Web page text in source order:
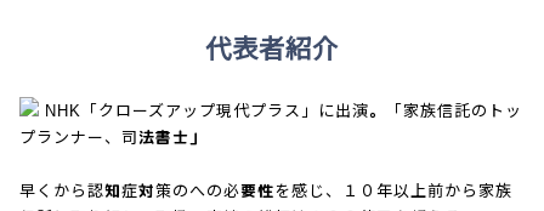
代表者紹介
NHK「クローズアップ現代プラス」に出演。「家族信託のトッ
プランナー、司法書士」
早くから認知症対策のへの必要性を感じ、１０年以上前から家族